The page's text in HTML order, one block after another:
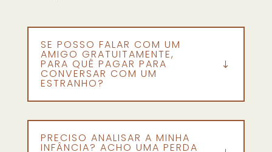
SE POSSO FALAR COM UM
AMIGO GRATUITAMENTE,
PARA QUÊ PAGAR PARA
CONVERSAR COM UM
ESTRANHO?
PRECISO ANALISAR A MINHA
INFÂNCIA? ACHO UMA PERDA